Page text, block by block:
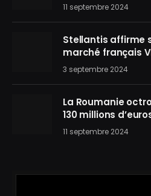
11 septembre 2024
Stellantis affirme
marché français
3 septembre 2024
La Roumanie
130 millions
11 septembre 2024